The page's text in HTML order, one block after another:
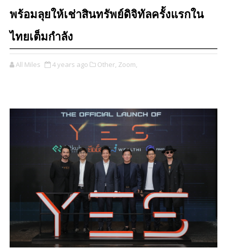
พร้อมลุยให้เช่าสินทรัพย์ดิจิทัลครั้งแรกใน
ไทยเต็มกำลัง
All Miles 4 years ago Other, Zoom,